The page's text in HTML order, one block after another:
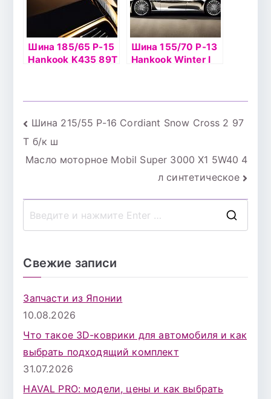
Шина 185/65 Р-15
Hankook K435 89Т
Шина 155/70 Р-13
Hankook Winter I
Навигация
по
Шина 215/55 Р-16 Cordiant Snow Cross 2 97
Т б/к ш
Масло моторное Mobil Super 3000 X1 5W40 4
л синтетическое
я
Свежие записи
Запчасти из Японии
10.08.2026
Что такое 3D-коврики для автомобиля и как
выбрать подходящий комплект
31.07.2026
HAVAL PRO: модели, цены и как выбрать